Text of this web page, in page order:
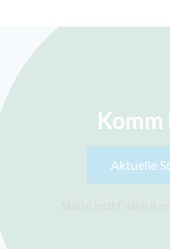
Komm
Aktuelle